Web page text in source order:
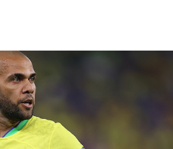
Mondiali calcio 2026